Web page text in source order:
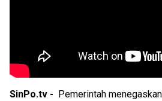
SinPo.tv -
Pemerintah